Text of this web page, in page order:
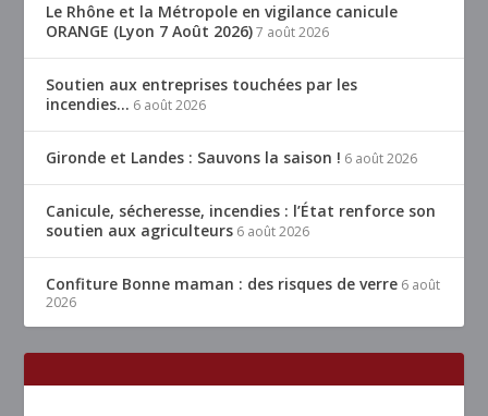
Le Rhône et la Métropole en vigilance canicule
ORANGE (Lyon 7 Août 2026) 7 août 2026
Soutien aux entreprises touchées par les
incendies… 6 août 2026
Gironde et Landes : Sauvons la saison ! 6 août 2026
Canicule, sécheresse, incendies : l’État renforce son
soutien aux agriculteurs 6 août 2026
Confiture Bonne maman : des risques de verre 6 août
2026